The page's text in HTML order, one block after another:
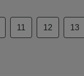
11 12 13